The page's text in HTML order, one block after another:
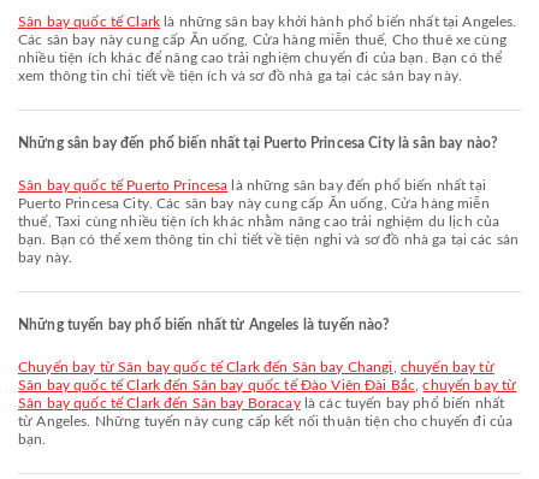
Sân bay quốc tế Clarklà những sân bay khởi hành phổ biến nhất tại Angeles.
Các sân bay này cung cấp Ăn uống, Cửa hàng miễn thuế, Cho thuê xe cùng
nhiều tiện ích khác để nâng cao trải nghiệm chuyến đi của bạn. Bạn có thể
xem thông tin chi tiết về tiện ích và sơ đồ nhà ga tại các sân bay này.
Những sân bay đến phổ biến nhất tại Puerto Princesa City là sân bay nào?
Sân bay quốc tế Puerto Princesa là những sân bay đến phổ biến nhất tại
Puerto Princesa City. Các sân bay này cung cấp Ăn uống, Cửa hàng miễn
thuế, Taxi cùng nhiều tiện ích khác nhằm nâng cao trải nghiệm du lịch của
bạn. Bạn có thể xem thông tin chi tiết về tiện nghi và sơ đồ nhà ga tại các sân
bay này.
Những tuyến bay phổ biến nhất từ Angeles là tuyến nào?
chuyến bay từ Sân bay quốc tế Clark đến Sân bay Changi
chuyến bay từ
Sân bay quốc tế Clark đến Sân bay quốc tế Đào Viên Đài Bắc ,chuyến bay từ
Sân bay quốc tế Clark đến Sân bay Boracaylà các tuyến bay phổ biến nhất
từ Angeles. Những tuyến này cung cấp kết nối thuận tiện cho chuyến đi của
bạn.